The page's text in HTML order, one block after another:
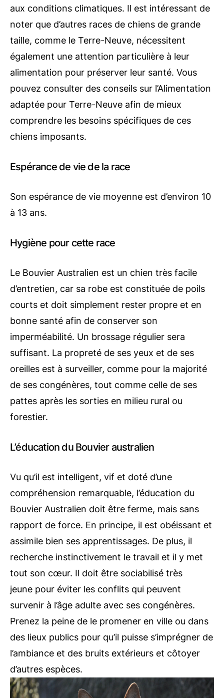
aux conditions climatiques. Il est intéressant de
noter que d’autres races de chiens de grande
taille, comme le Terre-Neuve, nécessitent
également une attention particulière à leur
alimentation pour préserver leur santé. Vous
pouvez consulter des conseils sur l’Alimentation
adaptée pour Terre-Neuve afin de mieux
comprendre les besoins spécifiques de ces
chiens imposants.
Espérance de vie de la race
Son espérance de vie moyenne est d’environ 10
à 13 ans.
Hygiène pour cette race
Le Bouvier Australien est un chien très facile
d’entretien, car sa robe est constituée de poils
courts et doit simplement rester propre et en
bonne santé afin de conserver son
imperméabilité. Un brossage régulier sera
suffisant. La propreté de ses yeux et de ses
oreilles est à surveiller, comme pour la majorité
de ses congénères, tout comme celle de ses
pattes après les sorties en milieu rural ou
forestier.
L’éducation du Bouvier australien
Vu qu’il est intelligent, vif et doté d’une
compréhension remarquable, l’éducation du
Bouvier Australien doit être ferme, mais sans
rapport de force. En principe, il est obéissant et
assimile bien ses apprentissages. De plus, il
recherche instinctivement le travail et il y met
tout son cœur. Il doit être sociabilisé très
jeune pour éviter les conflits qui peuvent
survenir à l’âge adulte avec ses congénères.
Prenez la peine de le promener en ville ou dans
des lieux publics pour qu’il puisse s’imprégner de
l’ambiance et des bruits extérieurs et côtoyer
d’autres espèces.